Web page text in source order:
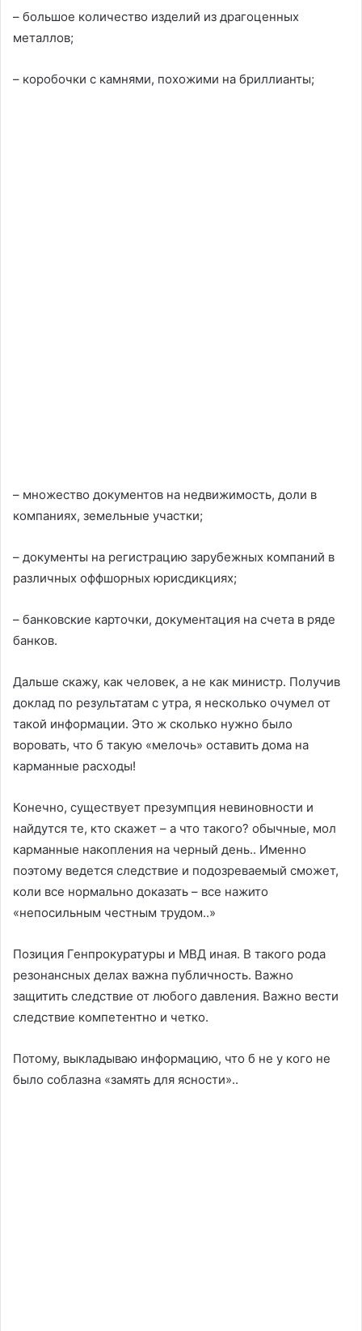
– большое количество изделий из драгоценных
металлов;
– коробочки с камнями, похожими на бриллианты;
– множество документов на недвижимость, доли в
компаниях, земельные участки;
– документы на регистрацию зарубежных компаний в
различных оффшорных юрисдикциях;
– банковские карточки, документация на счета в ряде
банков.
Дальше скажу, как человек, а не как министр. Получив
доклад по результатам с утра, я несколько очумел от
такой информации. Это ж сколько нужно было
воровать, что б такую «мелочь» оставить дома на
карманные расходы!
Конечно, существует презумпция невиновности и
найдутся те, кто скажет – а что такого? обычные, мол
карманные накопления на черный день.. Именно
поэтому ведется следствие и подозреваемый сможет,
коли все нормально доказать – все нажито
«непосильным честным трудом..»
Позиция Генпрокуратуры и МВД иная. В такого рода
резонансных делах важна публичность. Важно
защитить следствие от любого давления. Важно вести
следствие компетентно и четко.
Потому, выкладываю информацию, что б не у кого не
было соблазна «замять для ясности»..